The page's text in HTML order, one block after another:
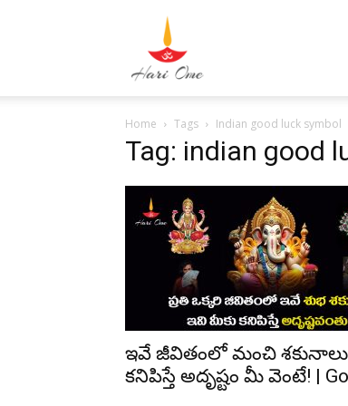
Home Tags Indian good luck symbol
Tag: indian good
ఇవే జీవితంలో మంచి
కనిపిస్తే అదృష్టం మీ వెంటే! |